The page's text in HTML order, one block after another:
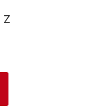
Numer konta: 91